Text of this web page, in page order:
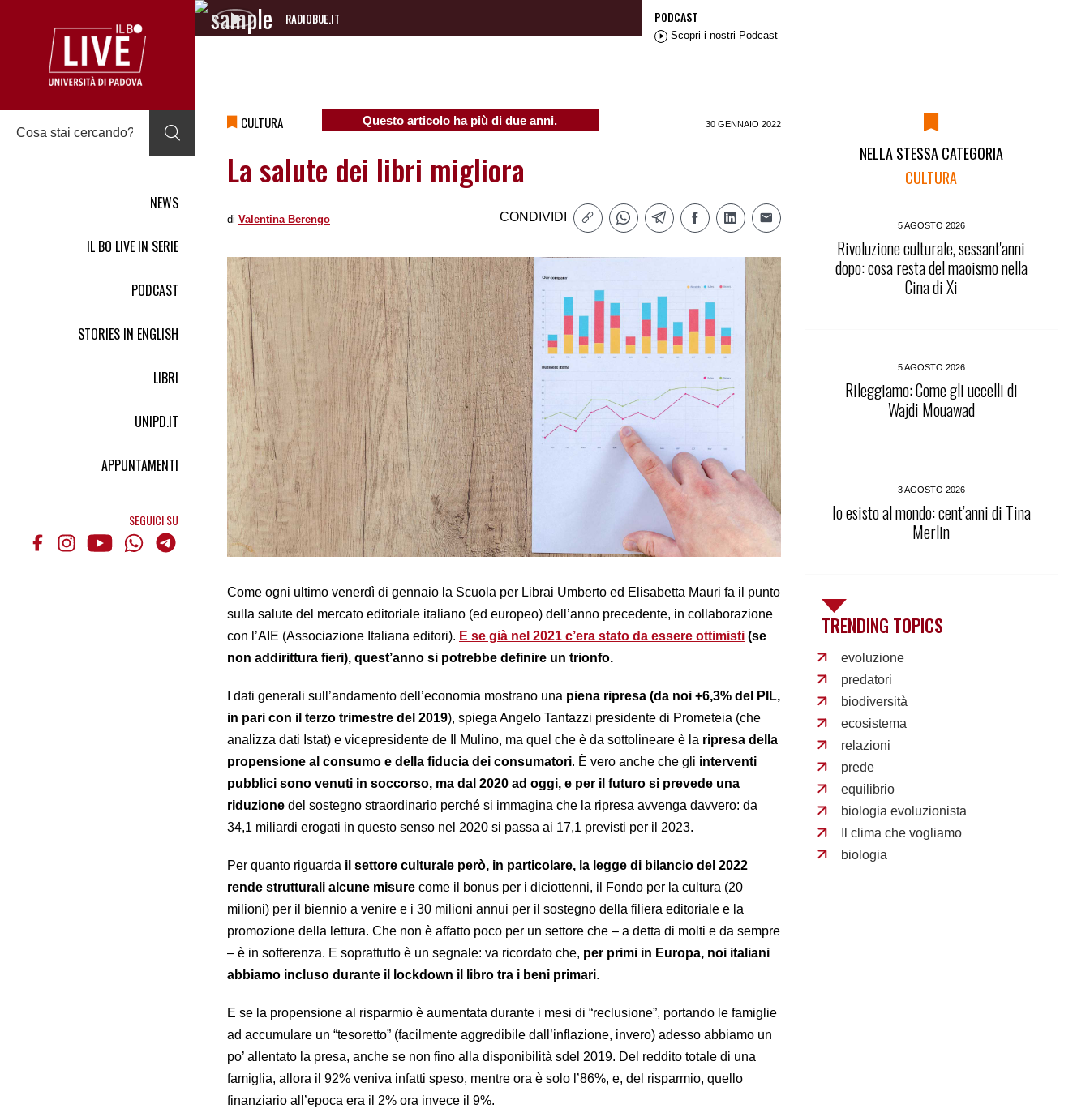
NEWS
IL BO LIVE IN SERIE
PODCAST
STORIES IN ENGLISH
LIBRI
UNIPD.IT
APPUNTAMENTI
SEGUICI SU
RADIOBUE.IT
Audio
PODCAST
Scopri i nostri Podcast
CULTURA Questo articolo ha più di due anni. 30 GENNAIO 2022
La salute dei libri migliora
di Valentina Berengo CONDIVIDI
Come ogni ultimo venerdì di gennaio la Scuola per Librai Umberto ed Elisabetta Mauri fa il punto
sulla salute del mercato editoriale italiano (ed europeo) dell’anno precedente, in collaborazione
con l’AIE (Associazione Italiana editori). E se già nel 2021 c’era stato da essere ottimisti (se
non addirittura fieri), quest’anno si potrebbe definire un trionfo.
I dati generali sull’andamento dell’economia mostrano una piena ripresa (da noi +6,3% del PIL,
in pari con il terzo trimestre del 2019), spiega Angelo Tantazzi presidente di Prometeia (che
analizza dati Istat) e vicepresidente de Il Mulino, ma quel che è da sottolineare è la ripresa della
propensione al consumo e della fiducia dei consumatori. È vero anche che gli interventi
pubblici sono venuti in soccorso, ma dal 2020 ad oggi, e per il futuro si prevede una
riduzione del sostegno straordinario perché si immagina che la ripresa avvenga davvero: da
34,1 miliardi erogati in questo senso nel 2020 si passa ai 17,1 previsti per il 2023.
Per quanto riguarda il settore culturale però, in particolare, la legge di bilancio del 2022
rende strutturali alcune misure come il bonus per i diciottenni, il Fondo per la cultura (20
milioni) per il biennio a venire e i 30 milioni annui per il sostegno della filiera editoriale e la
promozione della lettura. Che non è affatto poco per un settore che – a detta di molti e da sempre
– è in sofferenza. E soprattutto è un segnale: va ricordato che, per primi in Europa, noi italiani
abbiamo incluso durante il lockdown il libro tra i beni primari.
E se la propensione al risparmio è aumentata durante i mesi di “reclusione”, portando le famiglie
ad accumulare un “tesoretto” (facilmente aggredibile dall’inflazione, invero) adesso abbiamo un
po’ allentato la presa, anche se non fino alla disponibilità sdel 2019. Del reddito totale di una
famiglia, allora il 92% veniva infatti speso, mentre ora è solo l’86%, e, del risparmio, quello
finanziario all’epoca era il 2% ora invece il 9%.
NELLA STESSA CATEGORIA
CULTURA
5 AGOSTO 2026
Rivoluzione culturale, sessant'anni
dopo: cosa resta del maoismo nella
Cina di Xi
5 AGOSTO 2026
Rileggiamo: Come gli uccelli di
Wajdi Mouawad
3 AGOSTO 2026
Io esisto al mondo: cent’anni di Tina
Merlin
TRENDING TOPICS
evoluzione
predatori
biodiversità
ecosistema
relazioni
prede
equilibrio
biologia evoluzionista
Il clima che vogliamo
biologia